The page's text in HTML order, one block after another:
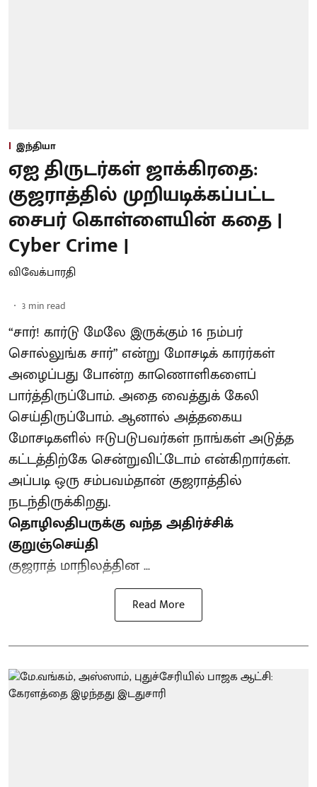
இந்தியா
ஏஐ திருடர்கள் ஜாக்கிரதை:
குஜராத்தில் முறியடிக்கப்பட்ட
சைபர் கொள்ளையின் கதை |
Cyber Crime |
விவேக்பாரதி
3 min read
“சார்! கார்டு மேலே இருக்கும் 16 நம்பர்
சொல்லுங்க சார்” என்று மோசடிக் காரர்கள்
அழைப்பது போன்ற காணொளிகளைப்
பார்த்திருப்போம். அதை வைத்துக் கேலி
செய்திருப்போம். ஆனால் அத்தகைய
மோசடிகளில் ஈடுபடுபவர்கள் நாங்கள் அடுத்த
கட்டத்திற்கே சென்றுவிட்டோம் என்கிறார்கள்.
அப்படி ஒரு சம்பவம்தான் குஜராத்தில்
நடந்திருக்கிறது.
தொழிலதிபருக்கு வந்த அதிர்ச்சிக்
குறுஞ்செய்தி
குஜராத் மாநிலத்தின ...
Read More